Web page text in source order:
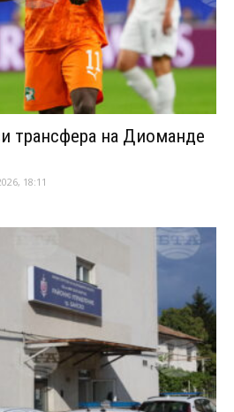
трансфера на Диоманде
18:11